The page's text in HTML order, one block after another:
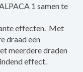
1 samen te
effecten. Met
draad een
meerdere draden
effect.